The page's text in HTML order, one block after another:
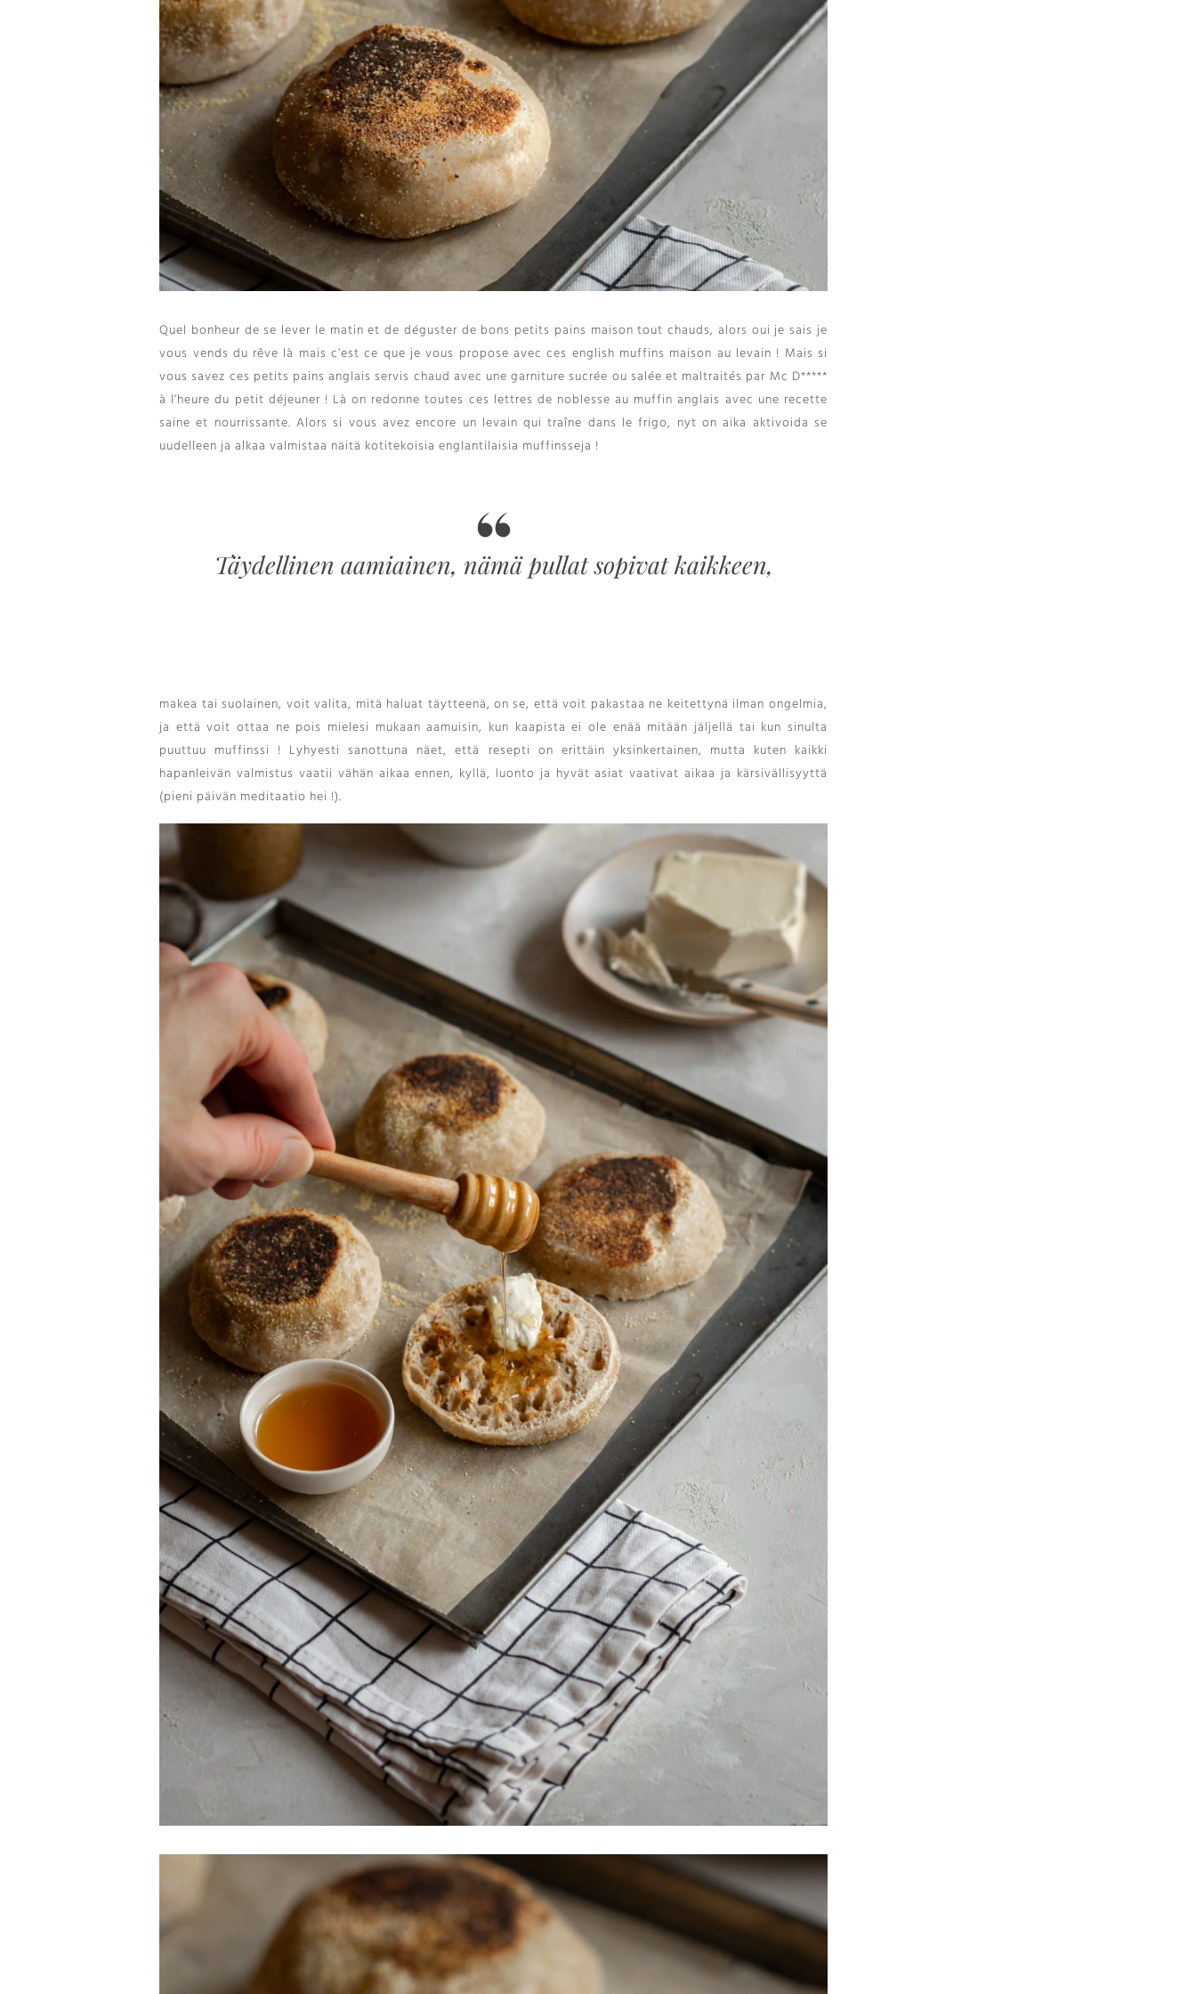
Quel bonheur de se lever le matin et de déguster de bons petits pains maison tout chauds, alors oui je sais je
vous vends du rêve là mais c’est ce que je vous propose avec ces english muffins maison au levain ! Mais si
vous savez ces petits pains anglais servis chaud avec une garniture sucrée ou salée et maltraités par Mc D*****
à l’heure du petit déjeuner! Là on redonne toutes ces lettres de noblesse au muffin anglais avec une recette
saine et nourrissante.Alors si vous avez encore un levain qui traîne dans le frigo, nyt on aika aktivoida se
uudelleen ja alkaa valmistaa näitä kotitekoisia englantilaisia ​​muffinsseja !
Täydellinen aamiainen, nämä pullat sopivat kaikkeen,
makea tai suolainen, voit valita, mitä haluat täytteenä, on se, että voit pakastaa ne keitettynä ilman ongelmia,
ja että voit ottaa ne pois mielesi mukaan aamuisin, kun kaapista ei ole enää mitään jäljellä tai kun sinulta
puuttuu muffinssi ! Lyhyesti sanottuna näet, että resepti on erittäin yksinkertainen, mutta kuten kaikki
hapanleivän valmistus vaatii vähän aikaa ennen, kyllä, luonto ja hyvät asiat vaativat aikaa ja kärsivällisyyttä
(pieni päivän meditaatio hei !).